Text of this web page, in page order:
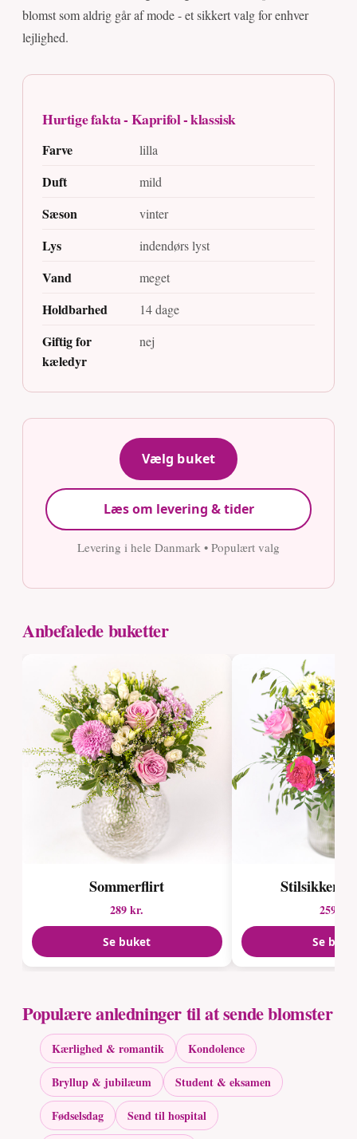
blomst som aldrig går af mode - et sikkert valg for enhver
lejlighed.
Hurtige fakta - Kaprifol - klassisk
Farve lilla
Duft mild
Sæson vinter
Lys indendørs lyst
Vand meget
Holdbarhed 14 dage
Giftig for
kæledyr
nej
Vælg buket
Læs om levering & tider
Levering i hele Danmark • Populært valg
Anbefalede buketter
Sommerflirt
289 kr.
Se buket
Stilsikker
259 kr.
Se
Populære anledninger til at sende blomster
Kærlighed & romantik
Kondolence
Bryllup & jubilæum
Student & eksamen
Fødselsdag
Send til hospital